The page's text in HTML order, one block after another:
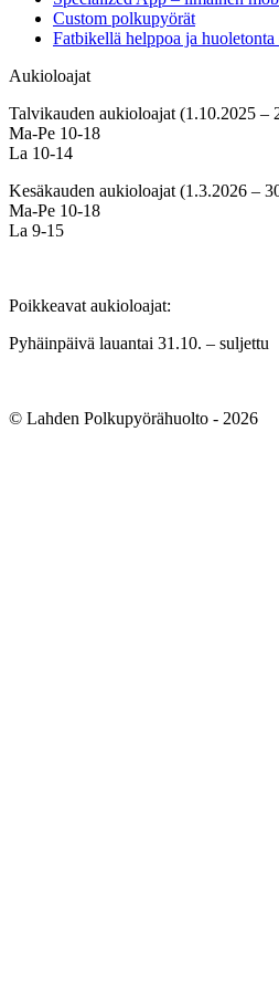
Custom polkupyörät
Fatbikellä helppoa ja huoletonta
Aukioloajat
Talvikauden aukioloajat (1.10.2025 –
Ma-Pe 10-18
La 10-14
Kesäkauden aukioloajat (1.3.2026 –
Ma-Pe 10-18
La 9-15
Poikkeavat aukioloajat:
Pyhäinpäivä lauantai 31.10. – suljettu
© Lahden Polkupyörähuolto - 2026